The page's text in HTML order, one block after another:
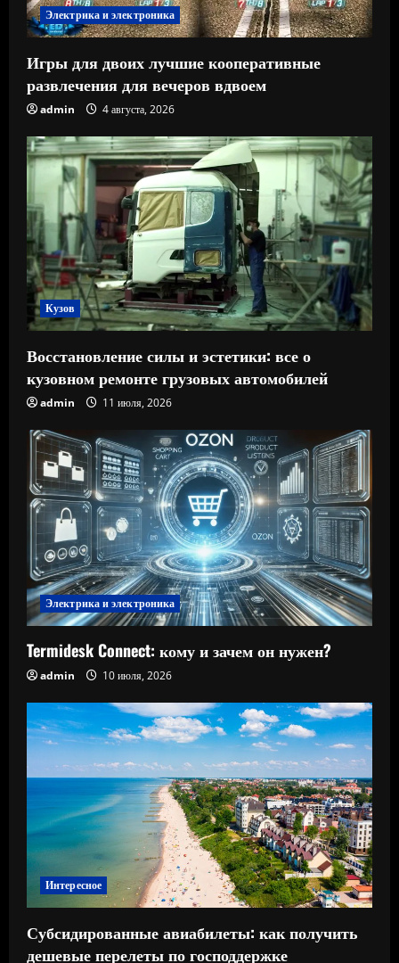
Электрика и электроника
Игры для двоих лучшие кооперативные
развлечения для вечеров вдвоем
admin 4 августа, 2026
Кузов
Восстановление силы и эстетики: все о
кузовном ремонте грузовых автомобилей
admin 11 июля, 2026
Электрика и электроника
Termidesk Connect: кому и зачем он нужен?
admin 10 июля, 2026
Интересное
Субсидированные авиабилеты: как получить
дешевые перелеты по господдержке